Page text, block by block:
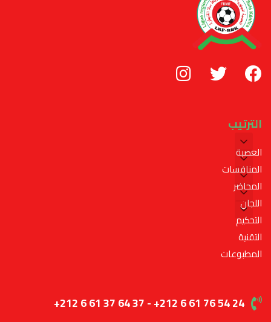
الترتيب
العصبة
المنافسات
المحاضر
اللجان
التحكيم
التقنية
المطبوعات
+212 6 61 37 64 37 - +212 6 61 76 54 24